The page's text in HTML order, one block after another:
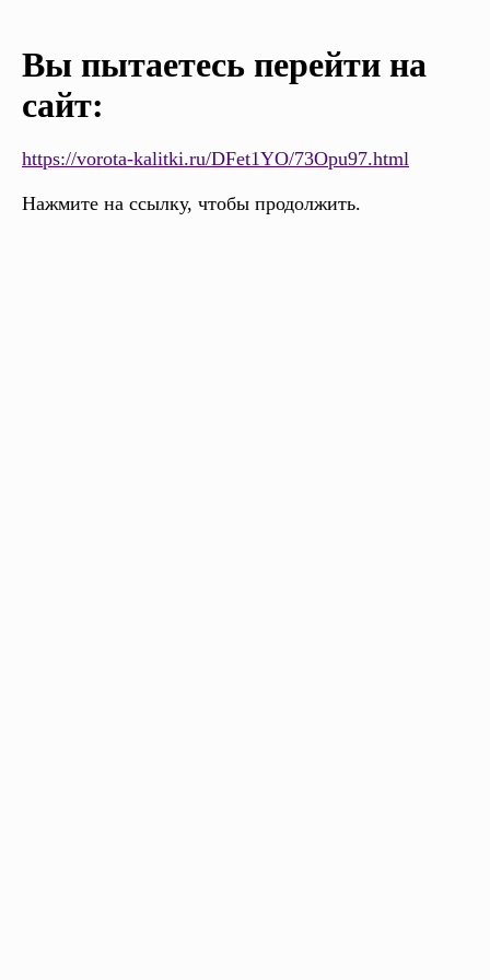
Вы пытаетесь перейти на
сайт:
https://vorota-kalitki.ru/DFet1YO/73Opu97.html
Нажмите на ссылку, чтобы продолжить.